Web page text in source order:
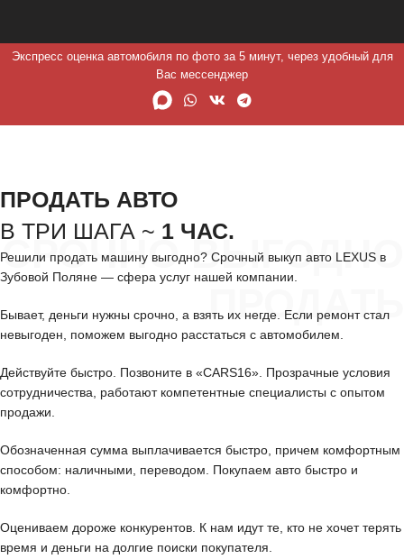
Экспресс оценка автомобиля по фото за 5 минут, через удобный для
Вас мессенджер
СРОЧНО ВЫГОДНО
ПРОДАТЬ
ПРОДАТЬ АВТО
В ТРИ ШАГА ~ 1 ЧАС.
Решили продать машину выгодно? Срочный выкуп авто LEXUS в
Зубовой Поляне — сфера услуг нашей компании.
Бывает, деньги нужны срочно, а взять их негде. Если ремонт стал
невыгоден, поможем выгодно расстаться с автомобилем.
Действуйте быстро. Позвоните в «CARS16». Прозрачные условия
сотрудничества, работают компетентные специалисты с опытом
продажи.
Обозначенная сумма выплачивается быстро, причем комфортным
способом: наличными, переводом. Покупаем авто быстро и
комфортно.
Оцениваем дороже конкурентов. К нам идут те, кто не хочет терять
время и деньги на долгие поиски покупателя.